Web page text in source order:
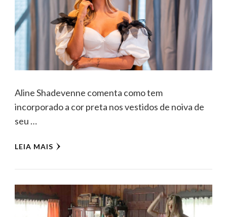
Aline Shadevenne comenta como tem
incorporado a cor preta nos vestidos de noiva de
seu …
LEIA MAIS